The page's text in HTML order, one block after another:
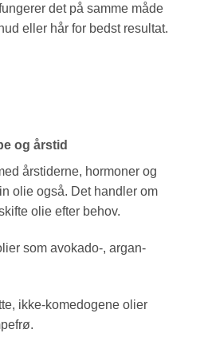
det på samme måde
eller hår for bedst resultat.
og årstid
årstiderne, hormoner og
olie også. Det handler om
olie efter behov.
som avokado-, argan-
ikke-komedogene olier